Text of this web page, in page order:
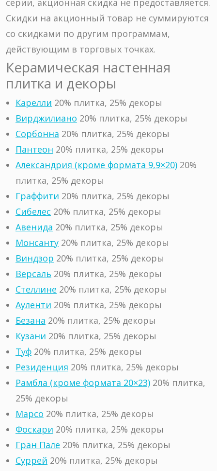
серии, акционная скидка не предоставляется.
Скидки на акционный товар не суммируются
со скидками по другим программам,
действующим в торговых точках.
Керамическая настенная
плитка и декоры
Карелли 20% плитка, 25% декоры
Вирджилиано 20% плитка, 25% декоры
Сорбонна 20% плитка, 25% декоры
Пантеон 20% плитка, 25% декоры
Александрия (кроме формата 9,9×20) 20%
плитка, 25% декоры
Граффити 20% плитка, 25% декоры
Сибелес 20% плитка, 25% декоры
Авенида 20% плитка, 25% декоры
Монсанту 20% плитка, 25% декоры
Виндзор 20% плитка, 25% декоры
Версаль 20% плитка, 25% декоры
Стеллине 20% плитка, 25% декоры
Ауленти 20% плитка, 25% декоры
Безана 20% плитка, 25% декоры
Кузани 20% плитка, 25% декоры
Туф 20% плитка, 25% декоры
Резиденция 20% плитка, 25% декоры
Рамбла (кроме формата 20×23) 20% плитка,
25% декоры
Марсо 20% плитка, 25% декоры
Фоскари 20% плитка, 25% декоры
Гран Пале 20% плитка, 25% декоры
Суррей 20% плитка, 25% декоры